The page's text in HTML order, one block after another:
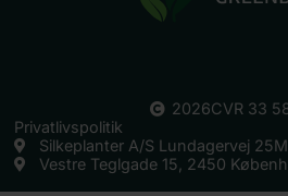
2026CVR 33
Privatlivspolitik
Silkeplanter A/S Lundagervej
Vestre Teglgade 15, 2450